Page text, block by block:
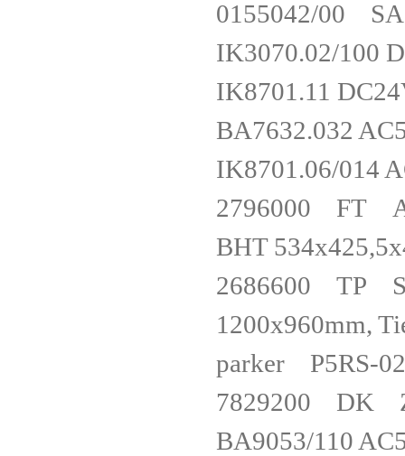
0155042/00
IK3070.02/
IK8701.11
BA7632.032
IK8701.06/
2796000 FT
BHT
2686600 TP
1200x960mm,
parker
7829200 DK
BA9053/110